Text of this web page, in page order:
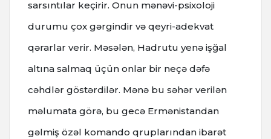
sarsıntılar keçirir. Onun mənəvi-psixoloji
durumu çox gərgindir və qeyri-adekvat
qərarlar verir. Məsələn, Hadrutu yenə işğal
altına salmaq üçün onlar bir neçə dəfə
cəhdlər göstərdilər. Mənə bu səhər verilən
məlumata görə, bu gecə Ermənistandan
gəlmiş özəl komando qruplarından ibarət